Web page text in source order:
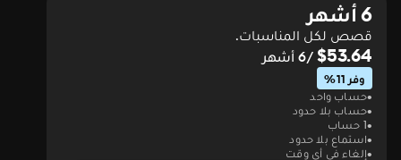
6 أشهر
قصص لكل المناسبات.
$53.64 /6 أشهر
وفر 11%
حساب واحد
حساب بلا حدود
1 حساب
استماع بلا حدود
إلغاء في أي وقت